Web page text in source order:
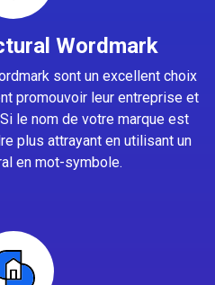
Wordmark
sont un excellent choix
promouvoir leur entreprise et
le nom de votre marque est
plus attrayant en utilisant un
en mot-symbole.